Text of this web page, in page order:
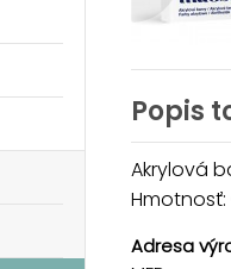
Popis
Akrylová
Hmotnosť:
Adresa